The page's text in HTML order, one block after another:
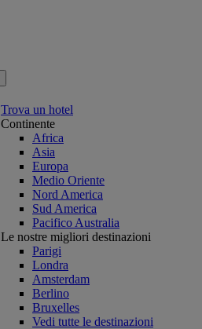
Trova un hotel
Continente
Africa
Asia
Europa
Medio Oriente
Nord America
Sud America
Pacifico Australia
Le nostre migliori destinazioni
Parigi
Londra
Amsterdam
Berlino
Bruxelles
Vedi tutte le destinazioni